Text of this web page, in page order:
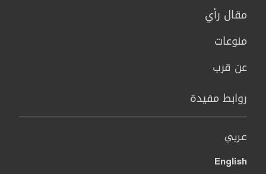
مقال رأي
منوعات
عن قرب
روابط مفيدة
عربي
English